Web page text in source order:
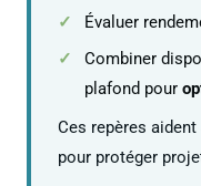
Évaluer
Combiner
plafond pour
Ces repères
pour protéger